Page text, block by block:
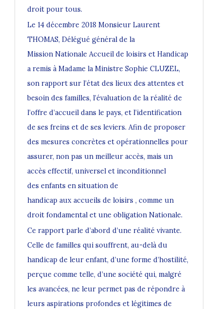
droit pour tous.
Le 14 décembre 2018 Monsieur Laurent
THOMAS, Délégué général de la
Mission Nationale Accueil de loisirs et Handicap
a remis à Madame la Ministre Sophie CLUZEL,
son rapport sur l’état des lieux des attentes et
besoin des familles, l’évaluation de la réalité de
l’offre d’accueil dans le pays, et l’identification
de ses freins et de ses leviers. Afin de proposer
des mesures concrètes et opérationnelles pour
assurer, non pas un meilleur accès, mais un
accès effectif, universel et inconditionnel
des enfants en situation de
handicap aux accueils de loisirs , comme un
droit fondamental et une obligation Nationale.
Ce rapport parle d’abord d’une réalité vivante.
Celle de familles qui souffrent, au-delà du
handicap de leur enfant, d’une forme d’hostilité,
perçue comme telle, d’une société qui, malgré
les avancées, ne leur permet pas de répondre à
leurs aspirations profondes et légitimes de